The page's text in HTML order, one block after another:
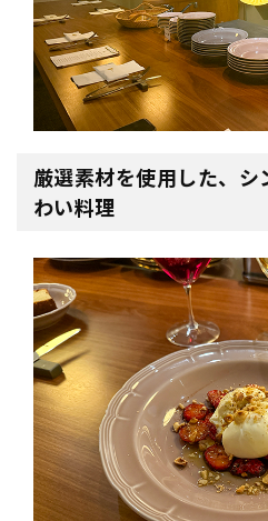
厳選素材を使用した、
わい料理